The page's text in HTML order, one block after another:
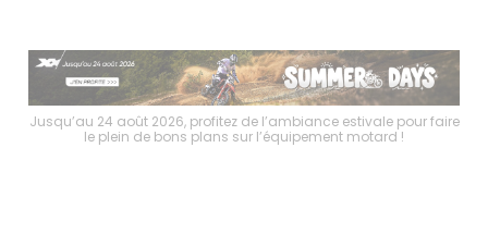
Jusqu’au 24 août 2026, profitez de l’ambiance estivale pour faire
le plein de bons plans sur l’équipement motard !